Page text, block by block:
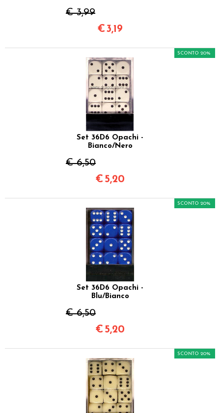
€ 3,99
€3,19
Set 36D6 Opachi -
Bianco/Nero
€ 6,50
SCONTO 20%
€ 5,20
Set 36D6 Opachi -
Blu/Bianco
€ 6,50
SCONTO 20%
€ 5,20
SCONTO 20%